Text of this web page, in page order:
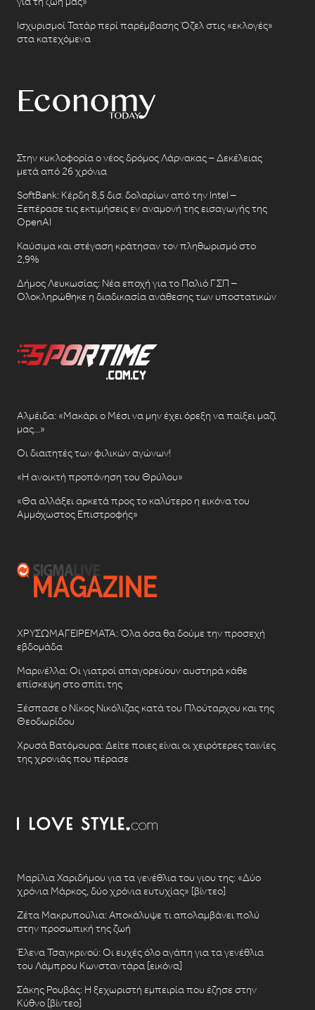
Ισχυρισμοί Τατάρ περί παρέμβασης Όζελ στις «εκλογές»
στα κατεχόμενα
Στην κυκλοφορία ο νέος δρόμος Λάρνακας – Δεκέλειας
μετά από 26 χρόνια
SoftBank: Κέρδη 8,5 δισ. δολαρίων από την Intel –
Ξεπέρασε τις εκτιμήσεις εν αναμονή της εισαγωγής της
OpenAI
Καύσιμα και στέγαση κράτησαν τον πληθωρισμό στο
2,9%
Δήμος Λευκωσίας: Νέα εποχή για το Παλιό ΓΣΠ –
Ολοκληρώθηκε η διαδικασία ανάθεσης των υποστατικών
Αλμέιδα: «Μακάρι ο Μέσι να μην έχει όρεξη να παίξει μαζί
μας…»
Οι διαιτητές των φιλικών αγώνων!
«Η ανοικτή προπόνηση του Θρύλου»
«Θα αλλάξει αρκετά προς το καλύτερο η εικόνα του
Αμμόχωστος Επιστροφής»
ΧΡΥΣΩΜΑΓΕΙΡΕΜΑΤΑ: Όλα όσα θα δούμε την προσεχή
εβδομάδα
Μαρινέλλα: Οι γιατροί απαγορεύουν αυστηρά κάθε
επίσκεψη στο σπίτι της
Ξέσπασε ο Νίκος Νικόλιζας κατά του Πλούταρχου και της
Θεοδωρίδου
Χρυσά Βατόμουρα: Δείτε ποιες είναι οι χειρότερες ταινίες
της χρονιάς που πέρασε
Μαρίλια Χαριδήμου για τα γενέθλια του γιου της: «Δύο
χρόνια Μάρκος, δύο χρόνια ευτυχίας» [βίντεο]
Ζέτα Μακρυπούλια: Αποκάλυψε τι απολαμβάνει πολύ
στην προσωπική της ζωή
Έλενα Τσαγκρινού: Οι ευχές όλο αγάπη για τα γενέθλια
του Λάμπρου Κωνσταντάρα [εικόνα]
Σάκης Ρουβάς: Η ξεχωριστή εμπειρία που έζησε στην
Κύθνο [βίντεο]